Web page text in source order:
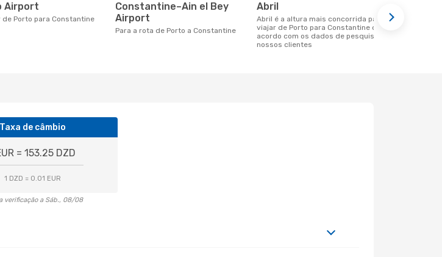
Airport
de Porto para Constantine
Constantine–Ain el Bey
Airport
Para a rota de Porto a Constantine
abril
abril é a altura mais concorrida para
viajar de Porto para Constantine de
acordo com os dados de pesquisa dos
nossos clientes
Taxa de câmbio
= 153.25 DZD
1 DZD = 0.01 EUR
verificação a Sáb., 08/08